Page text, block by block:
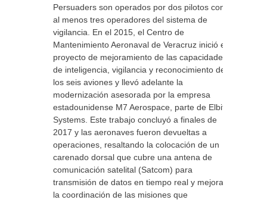
Persuaders son operados por dos pilotos con
al menos tres operadores del sistema de
vigilancia. En el 2015, el Centro de
Mantenimiento Aeronaval de Veracruz inició el
proyecto de mejoramiento de las capacidades
de inteligencia, vigilancia y reconocimiento de
los seis aviones y llevó adelante la
modernización asesorada por la empresa
estadounidense M7 Aerospace, parte de Elbit
Systems. Este trabajo concluyó a finales de
2017 y las aeronaves fueron devueltas a
operaciones, resaltando la colocación de un
carenado dorsal que cubre una antena de
comunicación satelital (Satcom) para
transmisión de datos en tiempo real y mejorar
la coordinación de las misiones que